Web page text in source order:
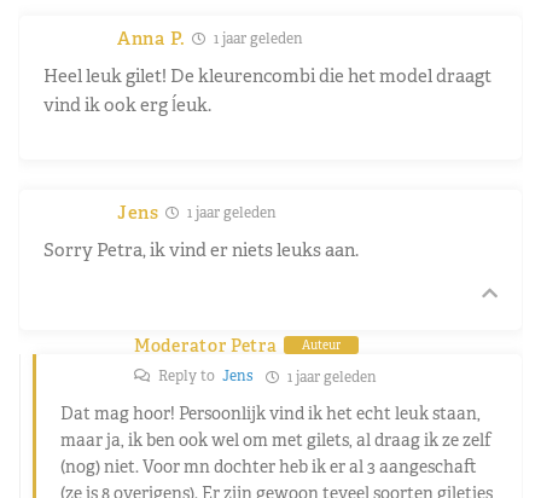
Anna P. 1 jaar geleden
Heel leuk gilet! De kleurencombi die het model draagt
vind ik ook erg ĺeuk.
Jens 1 jaar geleden
Sorry Petra, ik vind er niets leuks aan.
Moderator Petra Auteur
Reply to Jens 1 jaar geleden
Dat mag hoor! Persoonlijk vind ik het echt leuk staan,
maar ja, ik ben ook wel om met gilets, al draag ik ze zelf
(nog) niet. Voor mn dochter heb ik er al 3 aangeschaft
(ze is 8 overigens). Er zijn gewoon teveel soorten giletjes